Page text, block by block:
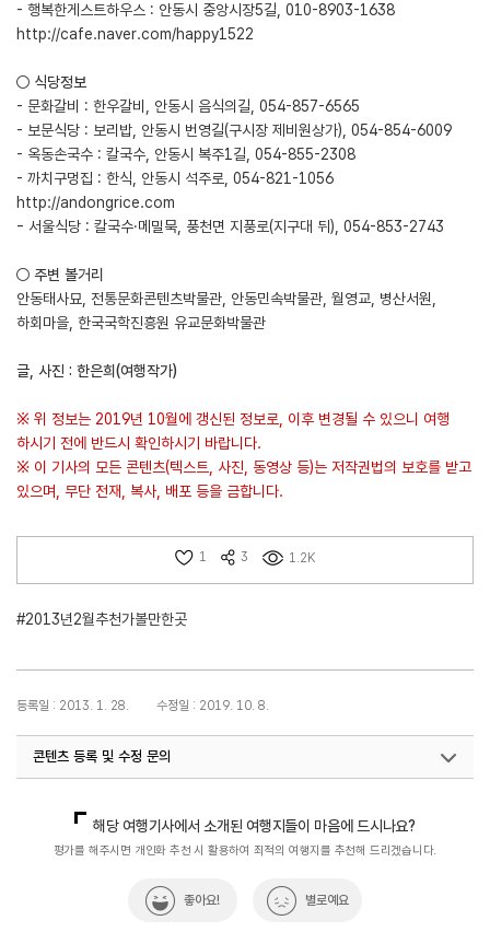
- 행복한게스트하우스 : 안동시 중앙시장5길, 010-8903-1638
http://cafe.naver.com/happy1522
○ 식당정보
- 문화갈비 : 한우갈비, 안동시 음식의길, 054-857-6565
- 보문식당 : 보리밥, 안동시 번영길(구시장 제비원상가), 054-854-6009
- 옥동손국수 : 칼국수, 안동시 복주1길, 054-855-2308
- 까치구멍집 : 한식, 안동시 석주로, 054-821-1056
http://andongrice.com
- 서울식당 : 칼국수·메밀묵, 풍천면 지풍로(지구대 뒤), 054-853-2743
○ 주변 볼거리
안동태사묘, 전통문화콘텐츠박물관, 안동민속박물관, 월영교, 병산서원,
하회마을, 한국국학진흥원 유교문화박물관
글, 사진 : 한은희(여행작가)
※ 위 정보는 2019년 10월에 갱신된 정보로, 이후 변경될 수 있으니 여행
하시기 전에 반드시 확인하시기 바랍니다.
※ 이 기사의 모든 콘텐츠(텍스트, 사진, 동영상 등)는 저작권법의 보호를 받고
있으며, 무단 전재, 복사, 배포 등을 금합니다.
1 3 1.2K
#2013년2월추천가볼만한곳
등록일 : 2013. 1. 28. 수정일 : 2019. 10. 8.
콘텐츠 등록 및 수정 문의
해당 여행기사에서 소개된 여행지들이 마음에 드시나요?
평가를 해주시면 개인화 추천 시 활용하여 최적의 여행지를 추천해 드리겠습니다.
좋아요! 별로예요